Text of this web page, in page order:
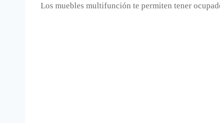
Los muebles multifunción te permiten tener